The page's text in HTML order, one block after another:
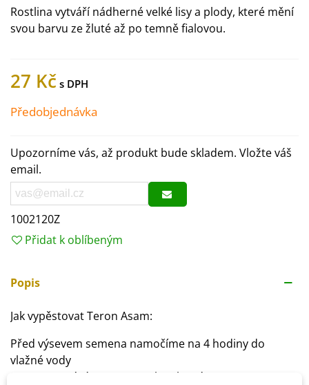
Rostlina vytváří nádherné velké lisy a plody, které mění
svou barvu ze žluté až po temně fialovou.
27 Kč
Předobjednávka
Upozorníme vás, až produkt bude skladem. Vložte váš
email.
1002120Z
Přidat k oblíbeným
Popis
Jak vypěstovat Teron Asam:
Před výsevem semena namočíme na 4 hodiny do
vlažné vody
Semena vyséváme na povrch substrátu